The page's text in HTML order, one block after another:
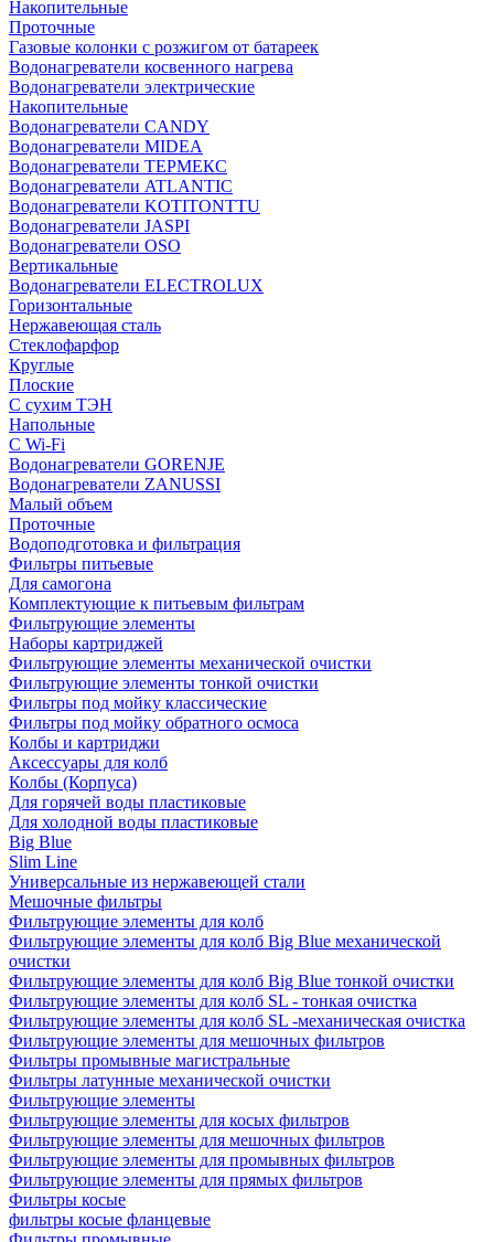
Накопительные
Проточные
Газовые колонки с розжигом от батареек
Водонагреватели косвенного нагрева
Водонагреватели электрические
Накопительные
Водонагреватели CANDY
Водонагреватели MIDEA
Водонагреватели ТЕРМЕКС
Водонагреватели ATLANTIC
Водонагреватели KOTITONTTU
Водонагреватели JASPI
Водонагреватели OSO
Вертикальные
Водонагреватели ELECTROLUX
Горизонтальные
Нержавеющая сталь
Стеклофарфор
Круглые
Плоские
С сухим ТЭН
Напольные
С Wi-Fi
Водонагреватели GORENJE
Водонагреватели ZANUSSI
Малый объем
Проточные
Водоподготовка и фильтрация
Фильтры питьевые
Для самогона
Комплектующие к питьевым фильтрам
Фильтрующие элементы
Наборы картриджей
Фильтрующие элементы механической очистки
Фильтрующие элементы тонкой очистки
Фильтры под мойку классические
Фильтры под мойку обратного осмоса
Колбы и картриджи
Аксессуары для колб
Колбы (Корпуса)
Для горячей воды пластиковые
Для холодной воды пластиковые
Big Blue
Slim Line
Универсальные из нержавеющей стали
Мешочные фильтры
Фильтрующие элементы для колб
Фильтрующие элементы для колб Big Blue механической
очистки
Фильтрующие элементы для колб Big Blue тонкой очистки
Фильтрующие элементы для колб SL - тонкая очистка
Фильтрующие элементы для колб SL -механическая очистка
Фильтрующие элементы для мешочных фильтров
Фильтры промывные магистральные
Фильтры латунные механической очистки
Фильтрующие элементы
Фильтрующие элементы для косых фильтров
Фильтрующие элементы для мешочных фильтров
Фильтрующие элементы для промывных фильтров
Фильтрующие элементы для прямых фильтров
Фильтры косые
фильтры косые фланцевые